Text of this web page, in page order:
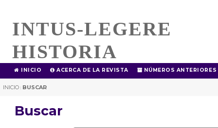
INTUS-LEGERE
HISTORIA
INICIO ACERCA DE LA REVISTA NÚMEROS ANTERIORES
INICIO | BUSCAR
Buscar